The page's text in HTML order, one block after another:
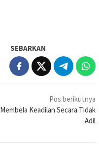
SEBARKAN
Pos berikutnya
Membela Keadilan Secara Tidak
Adil